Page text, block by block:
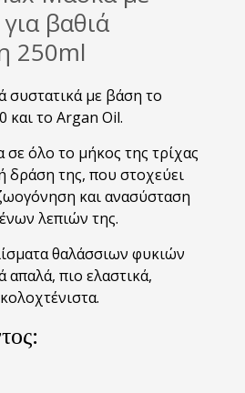
βαθιά
250ml
συστατικά µε βάση το
και το Argan Oil.
σε όλο το µήκος της τρίχας
δράση της, που στοχεύει
και ανασύσταση
λεπιών της.
θαλάσσιων φυκιών
απαλά, πιο ελαστικά,